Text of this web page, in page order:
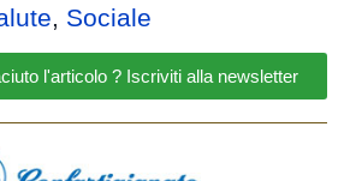
, Sociale
l'articolo ? Iscriviti alla newsletter